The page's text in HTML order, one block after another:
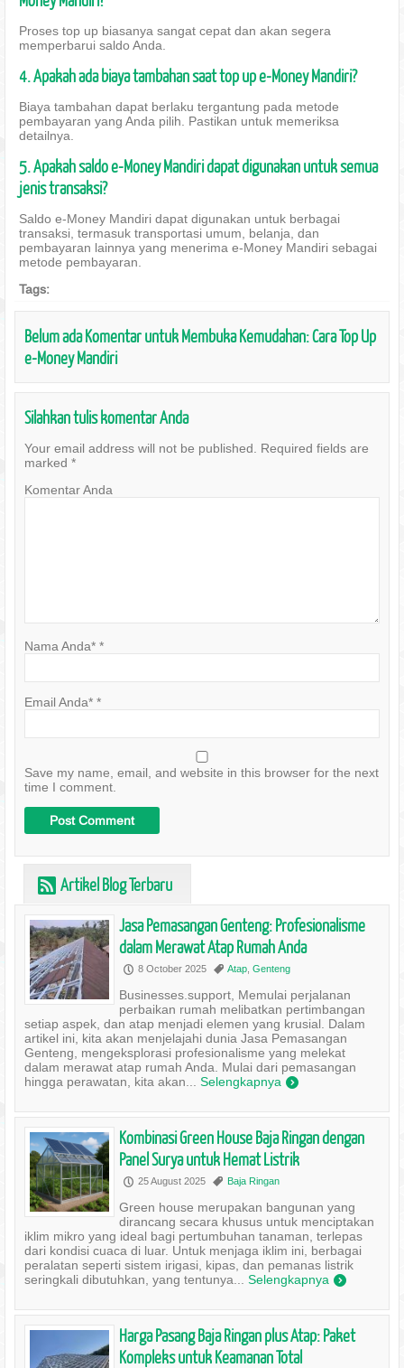
Proses top up biasanya sangat cepat dan akan segera
memperbarui saldo Anda.
4. Apakah ada biaya tambahan saat top up e-Money Mandiri?
Biaya tambahan dapat berlaku tergantung pada metode
pembayaran yang Anda pilih. Pastikan untuk memeriksa
detailnya.
5. Apakah saldo e-Money Mandiri dapat digunakan untuk semua
jenis transaksi?
Saldo e-Money Mandiri dapat digunakan untuk berbagai
transaksi, termasuk transportasi umum, belanja, dan
pembayaran lainnya yang menerima e-Money Mandiri sebagai
metode pembayaran.
Tags:
Belum ada Komentar untuk Membuka Kemudahan: Cara Top Up
e-Money Mandiri
Silahkan tulis komentar Anda
Your email address will not be published.
Required fields are
marked *
Komentar Anda
Nama Anda* *
Email Anda* *
Save my name, email, and website in this browser for the next
time I comment.
r Artikel Blog Terbaru
Jasa Pemasangan Genteng: Profesionalisme
dalam Merawat Atap Rumah Anda
P 8 October 2025 , Atap, Genteng
Businesses.support, Memulai perjalanan
perbaikan rumah melibatkan pertimbangan
setiap aspek, dan atap menjadi elemen yang krusial. Dalam
artikel ini, kita akan menjelajahi dunia Jasa Pemasangan
Genteng, mengeksplorasi profesionalisme yang melekat
dalam merawat atap rumah Anda. Mulai dari pemasangan
hingga perawatan, kita akan... Selengkapnya )
Kombinasi Green House Baja Ringan dengan
Panel Surya untuk Hemat Listrik
P 25 August 2025 , Baja Ringan
Green house merupakan bangunan yang
dirancang secara khusus untuk menciptakan
iklim mikro yang ideal bagi pertumbuhan tanaman, terlepas
dari kondisi cuaca di luar. Untuk menjaga iklim ini, berbagai
peralatan seperti sistem irigasi, kipas, dan pemanas listrik
seringkali dibutuhkan, yang tentunya... Selengkapnya )
Harga Pasang Baja Ringan plus Atap: Paket
Kompleks untuk Keamanan Total